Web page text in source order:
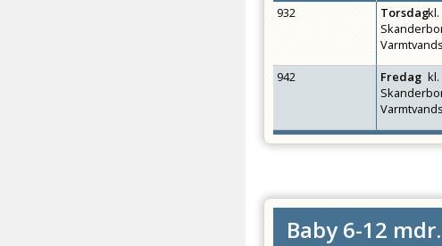
932
Torsdagkl.
942 Fredag kl.
Baby 6-12 mdr.